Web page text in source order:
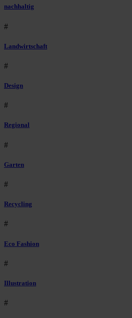
nachhaltig
#
Landwirtschaft
#
Design
#
Regional
#
Garten
#
Recycling
#
Eco Fashion
#
Illustration
#